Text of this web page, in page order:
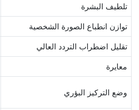
تلطيف البشرة
توازن انطباع الصورة الشخصية
تقليل اضطراب التردد العالي
معايرة
وضع التركيز البؤري